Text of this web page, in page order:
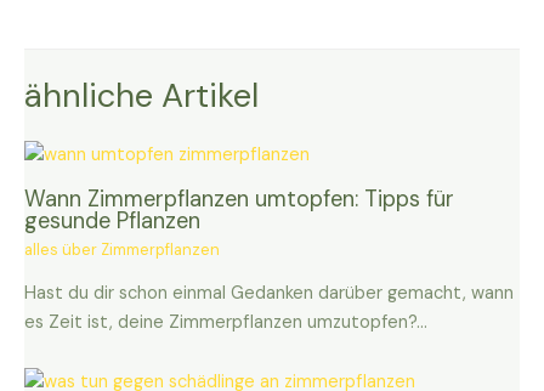
ähnliche Artikel
Wann Zimmerpflanzen umtopfen: Tipps für
gesunde Pflanzen
alles über Zimmerpflanzen
Hast du dir schon einmal Gedanken darüber gemacht, wann
es Zeit ist, deine Zimmerpflanzen umzutopfen?…